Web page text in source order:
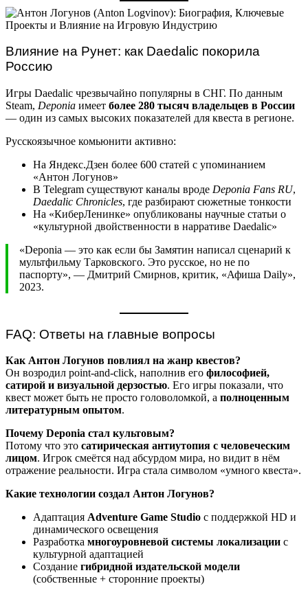
Влияние на Рунет: как Daedalic покорила
Россию
Игры Daedalic чрезвычайно популярны в СНГ. По данным
Steam, Deponia имеет более 280 тысяч владельцев в России
— один из самых высоких показателей для квеста в регионе.
Русскоязычное комьюнити активно:
На Яндекс.Дзен более 600 статей с упоминанием
«Антон Логунов»
В Telegram существуют каналы вроде Deponia Fans RU,
Daedalic Chronicles, где разбирают сюжетные тонкости
На «КиберЛенинке» опубликованы научные статьи о
«культурной двойственности в нарративе Daedalic»
«Deponia — это как если бы Замятин написал сценарий к
мультфильму Тарковского. Это русское, но не по
паспорту», — Дмитрий Смирнов, критик, «Афиша Daily»,
2023.
FAQ: Ответы на главные вопросы
Как Антон Логунов повлиял на жанр квестов?
Он возродил point-and-click, наполнив его философией,
сатирой и визуальной дерзостью. Его игры показали, что
квест может быть не просто головоломкой, а полноценным
литературным опытом.
Почему Deponia стал культовым?
Потому что это сатирическая антиутопия с человеческим
лицом. Игрок смеётся над абсурдом мира, но видит в нём
отражение реальности. Игра стала символом «умного квеста».
Какие технологии создал Антон Логунов?
Адаптация Adventure Game Studio с поддержкой HD и
динамического освещения
Разработка многоуровневой системы локализации с
культурной адаптацией
Создание гибридной издательской модели
(собственные + сторонние проекты)